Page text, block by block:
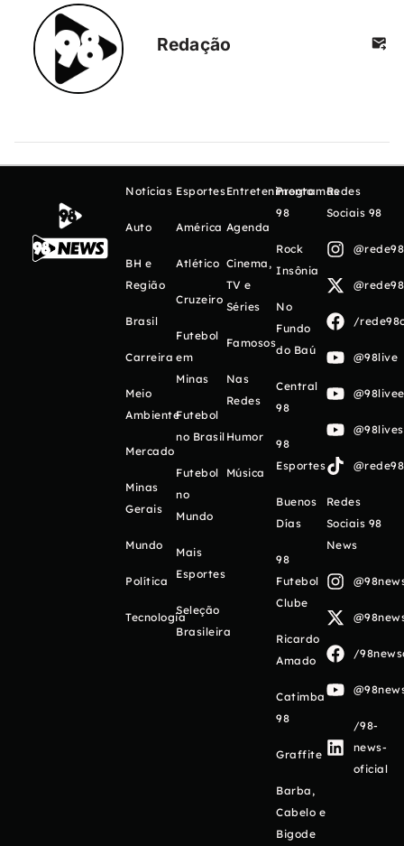
Redação
Notícias
Auto
BH e
Região
Brasil
Carreira
Meio
Ambiente
Mercado
Minas
Gerais
Mundo
Política
Tecnologia
Esportes
América
Atlético
Cruzeiro
Futebol
em
Minas
Futebol
no Brasil
Futebol
no
Mundo
Mais
Esportes
Seleção
Brasileira
Entretenimento
Agenda
Cinema,
TV e
Séries
Famosos
Nas
Redes
Humor
Música
Programas
98
Rock
Insônia
No
Fundo
do Baú
Central
98
98
Esportes
Buenos
Días
98
Futebol
Clube
Ricardo
Amado
Catimba
98
Graffite
Barba,
Cabelo e
Bigode
Redes
Sociais 98
/
@98live
Redes
Sociais 98
News
/
/98-
news-
oficial